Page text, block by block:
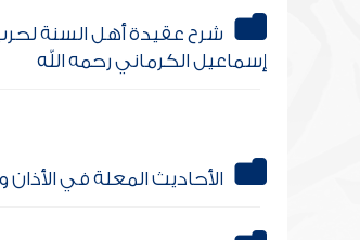
شرح عقيدة أهل السنة
إسماعيل الكرماني رحمه الله
الأحاديث المعلة في الأذان